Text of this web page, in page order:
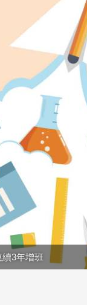
續3年增班